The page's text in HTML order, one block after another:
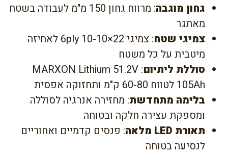
גחון מוגבה
: מרווח גחון 150 מ"מ לעבודה בשטח
מאתגר
צמיגי שטח
: צמיגי 22×10-10 6ply לאחיזה
מיטבית על כל משטח
סוללת ליתיום : MARXON Lithium 51.2V
105Ah לטווח 60-80 ק"מ ותחזוקה אפסית
בלימה מתחדשת: מחזירה אנרגיה לסוללה
ומספקת עצירה חלקה ובטוחה
תאורת LED מלאה
: פנסים קדמיים ואחוריים
לנסיעה בטוחה